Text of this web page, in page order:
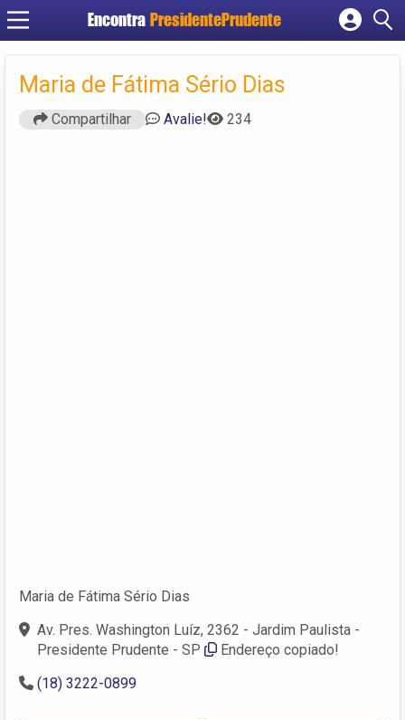
Encontra PresidentePrudente
Cadastrar empresa
Criar conta
Maria de Fátima Sério Dias
Compartilhar Avalie! 234
Maria de Fátima Sério Dias
Av. Pres. Washington Luíz, 2362 - Jardim Paulista -
Presidente Prudente - SP
Endereço copiado!
(18) 3222-0899